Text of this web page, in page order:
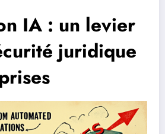
IA : un levier
juridique